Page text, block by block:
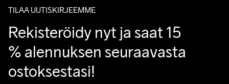
TILAA UUTISKIRJEEMME
Rekisteröidy nyt ja saat 15
% alennuksen seuraavasta
ostoksestasi!